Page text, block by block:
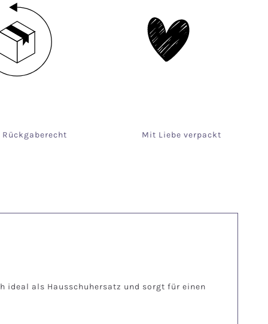
Rückgaberecht Mit Liebe verpackt
ideal als Hausschuhersatz und sorgt für einen